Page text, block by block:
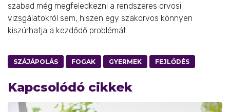
szabad még megfeledkezni a rendszeres orvosi
vizsgálatokról sem, hiszen egy szakorvos könnyen
kiszúrhatja a kezdődő problémát.
SZÁJÁPOLÁS FOGAK GYERMEK FEJLŐDÉS
Kapcsolódó cikkek